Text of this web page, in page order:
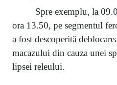
Spre exemplu, la
ora 13.50, pe segmentul
a fost descoperită
macazului din cauza unei
lipsei releului.